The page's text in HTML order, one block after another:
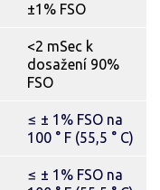
±1% FSO
<2 mSec k
dosažení 90%
FSO
≤ ± 1% FSO na
100 ° F (55,5 ° C)
≤ ± 1% FSO na